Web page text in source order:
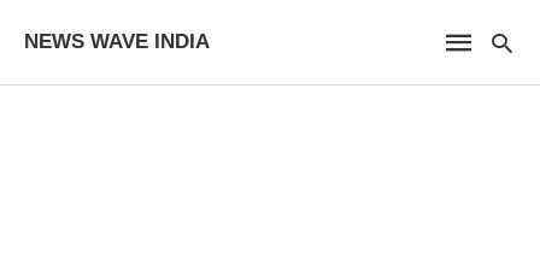
NEWS WAVE INDIA